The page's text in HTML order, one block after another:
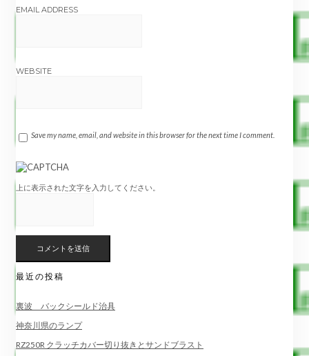
EMAIL ADDRESS
WEBSITE
Save my name, email, and website in this browser for the next time I comment.
上に表示された文字を入力してください。
最近の投稿
裏波 バックシールド治具
神奈川県のランプ
RZ250R クラッチカバー切り抜きとサンドブラスト